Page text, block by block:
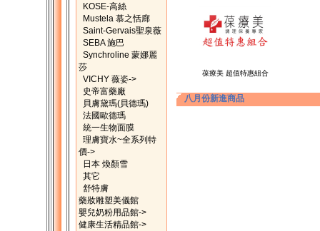
KOSE-高絲
Mustela 慕之恬廊
Saint-Gervais聖泉薇
SEBA 施巴
Synchroline 蒙娜麗
莎
VICHY 薇姿->
史帝富藥廠
貝膚黛瑪(貝德瑪)
法國歐德瑪
統一生物面膜
理膚寶水~全系列特
價->
日本 煥顏雪
其它
舒特膚
藥妝雕塑美儀館
嬰兒奶粉用品館->
健康生活精品館->
葆療美 超值特惠組合
八月份新進商品